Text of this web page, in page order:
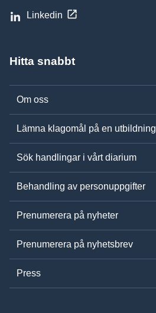
Linkedin
Hitta snabbt
Om oss
Lämna klagomål på en utbildning
Sök handlingar i vårt diarium
Behandling av personuppgifter
Prenumerera på nyheter
Prenumerera på nyhetsbrev
Press